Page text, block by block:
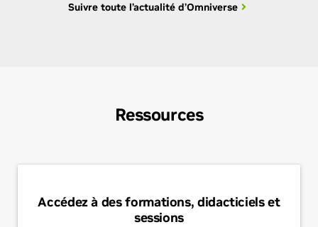
surgical teams while reducing surgeons’ cognitive
Suivre toute l’actualité d’Omniverse
Ressources
Accédez à des formations, didacticiels et
sessions